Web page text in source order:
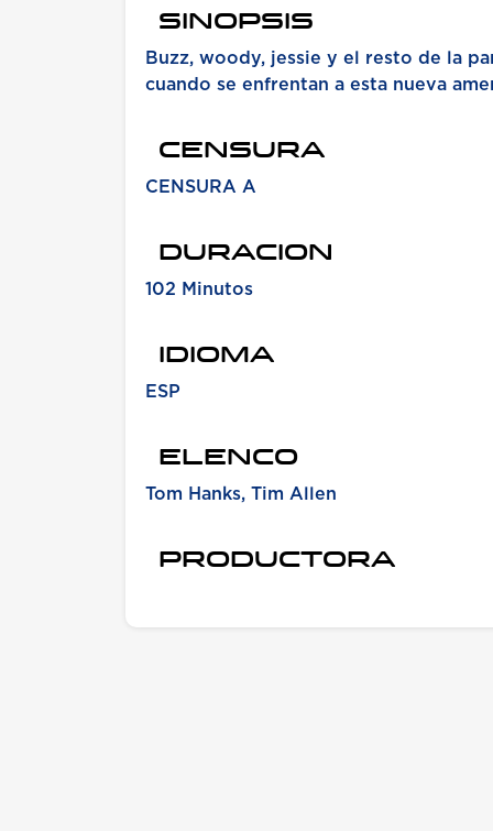
SINOPSIS
Buzz, woody, jessie y el resto de la
cuando se enfrentan a esta nueva
CENSURA
CENSURA A
DURACION
102 Minutos
IDIOMA
ESP
ELENCO
Tom Hanks, Tim Allen
PRODUCTORA